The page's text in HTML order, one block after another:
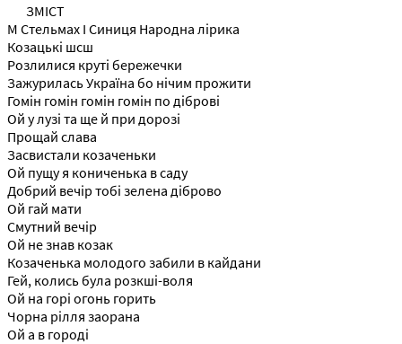
ЗМІСТ
М Стельмах І Синиця Народна лірика
Козацькі шсш
Розлилися круті бережечки
Зажурилась Україна бо нічим прожити
Гомін гомін гомін гомін по діброві
Ой у лузі та ще й при дорозі
Прощай слава
Засвистали козаченьки
Ой пущу я кониченька в саду
Добрий вечір тобі зелена діброво
Ой гай мати
Смутний вечір
Ой не знав козак
Козаченька молодого забили в кайдани
Гей, колись була розкші-воля
Ой на горі огонь горить
Чорна рілля заорана
Ой а в городі